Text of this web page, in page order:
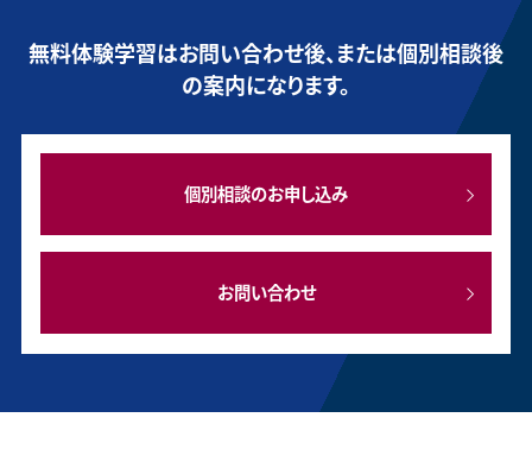
無料体験学習はお問い合わせ後、または個別相談後
の案内になります。
個別相談のお申し込み
お問い合わせ